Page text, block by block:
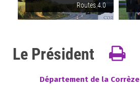
Routes 4.0
Le Président
Département de la Corrèze